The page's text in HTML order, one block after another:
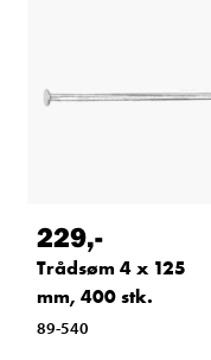
229,-
Trådsøm 4 x 125
mm, 400 stk.
89-540